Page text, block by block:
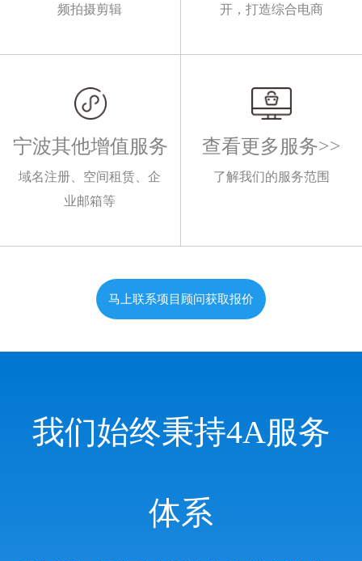
频拍摄剪辑
开，打造综合电商
宁波其他增值服务
域名注册、空间租赁、企
业邮箱等
查看更多服务>>
了解我们的服务范围
马上联系项目顾问获取报价
我们始终秉持4A服务
体系